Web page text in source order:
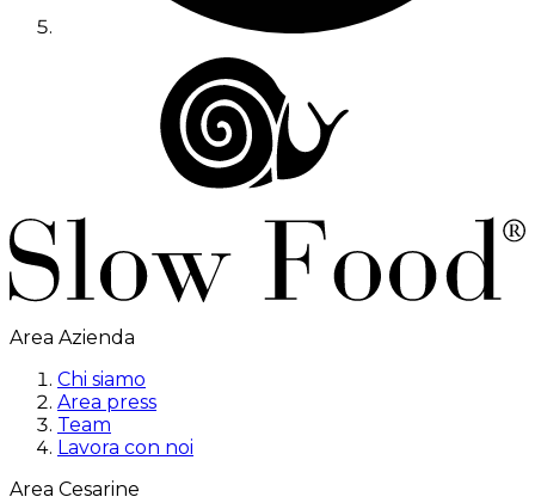
Area Azienda
Chi siamo
Area press
Team
Lavora con noi
Area Cesarine